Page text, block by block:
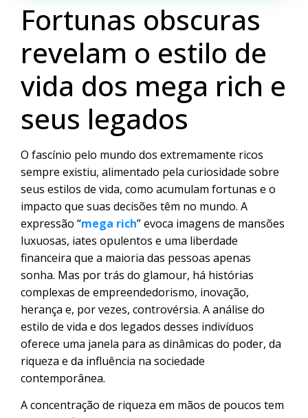
Fortunas obscuras
revelam o estilo de
vida dos mega rich e
seus legados
O fascínio pelo mundo dos extremamente ricos
sempre existiu, alimentado pela curiosidade sobre
seus estilos de vida, como acumulam fortunas e o
impacto que suas decisões têm no mundo. A
expressão “mega rich” evoca imagens de mansões
luxuosas, iates opulentos e uma liberdade
financeira que a maioria das pessoas apenas
sonha. Mas por trás do glamour, há histórias
complexas de empreendedorismo, inovação,
herança e, por vezes, controvérsia. A análise do
estilo de vida e dos legados desses indivíduos
oferece uma janela para as dinâmicas do poder, da
riqueza e da influência na sociedade
contemporânea.
A concentração de riqueza em mãos de poucos tem